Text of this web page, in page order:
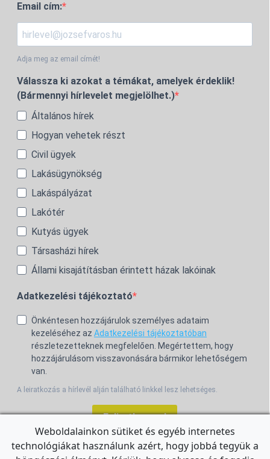
Email cím:
Adja meg az email címét!
Válassza ki azokat a témákat, amelyek érdeklik!
(Bármennyi hírlevelet megjelölhet.)
Általános hírek
Hogyan vehetek részt
Civil ügyek
Lakásügynökség
Lakáspályázat
Lakótér
Kutyás ügyek
Társasházi hírek
Állami kisajátításban érintett házak lakóinak
Adatkezelési tájékoztató
Önkéntesen hozzájárulok személyes adataim
kezeléséhez az Adatkezelési tájékoztatóban
részletezetteknek megfelelően. Megértettem, hogy
hozzájárulásom visszavonására bármikor lehetőségem
van.
A leiratkozás a hírlevél alján található linkkel lesz lehetséges.
Feliratkozom!
Weboldalainkon sütiket és egyéb internetes
technológiákat használunk azért, hogy jobbá tegyük a